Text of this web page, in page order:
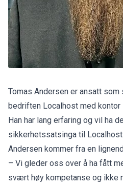
Tomas Andersen er ansatt
bedriften Localhost med kontor
Han har lang erfaring og vil ha
sikkerhetssatsinga til
Andersen kommer fra en
– Vi gleder oss over å ha fått
svært høy kompetanse og ikke